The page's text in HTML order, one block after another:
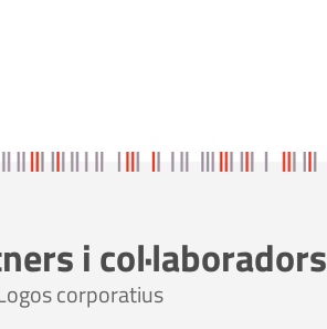
i col·laboradors
corporatius